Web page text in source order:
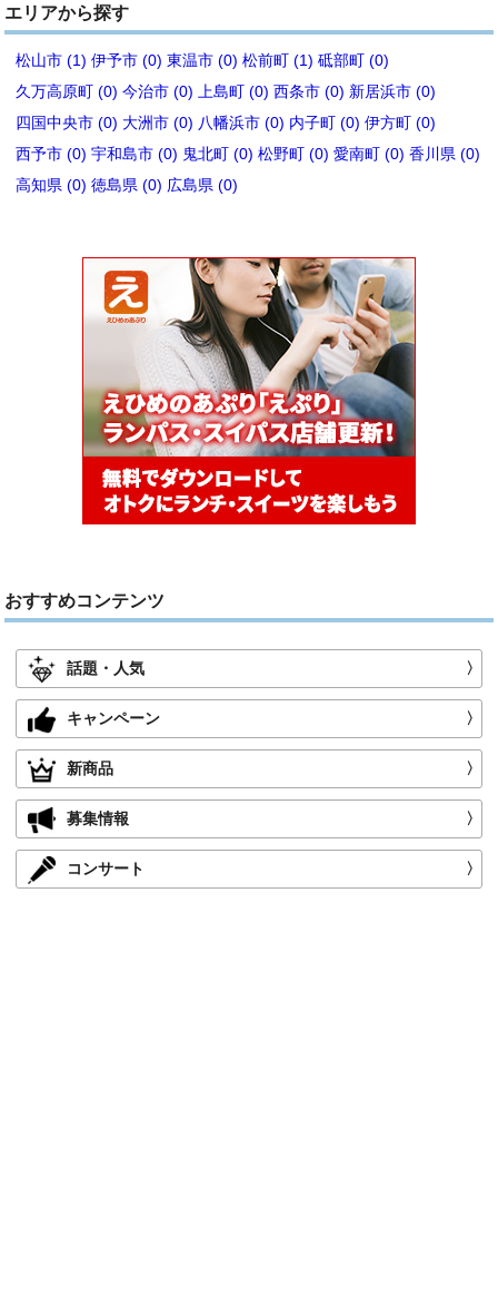
エリアから探す
松山市 (1) 伊予市 (0) 東温市 (0) 松前町 (1) 砥部町 (0)
久万高原町 (0) 今治市 (0) 上島町 (0) 西条市 (0) 新居浜市 (0)
四国中央市 (0) 大洲市 (0) 八幡浜市 (0) 内子町 (0) 伊方町 (0)
西予市 (0) 宇和島市 (0) 鬼北町 (0) 松野町 (0) 愛南町 (0) 香川県 (0)
高知県 (0) 徳島県 (0) 広島県 (0)
おすすめコンテンツ
話題・人気 〉
キャンペーン 〉
新商品 〉
募集情報 〉
コンサート 〉